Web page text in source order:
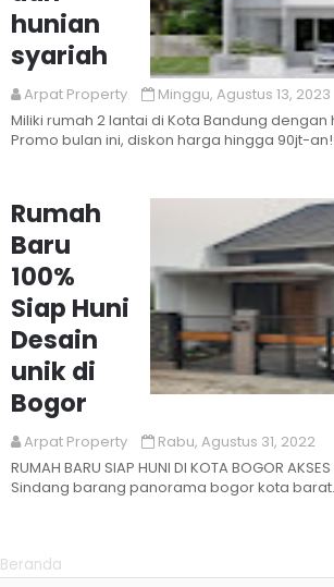
Read
hunian
syariah
Arpat Property
Minggu, Agustus 13, 2023
Miliki rumah 2 lantai di Kota Bandung
Promo bulan ini, diskon harga hingga 90jt-
Rumah
Baru
100%
Siap Huni
Desain
unik di
Bogor
Arpat Property
Rabu, Agustus 31, 2022
RUMAH BARU SIAP HUNI DI KOTA BOGOR AKSES
Sindang barang panorama bogor kota
Beranda